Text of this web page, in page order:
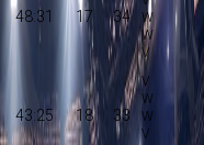
48:31 17 34
43:25 18 33